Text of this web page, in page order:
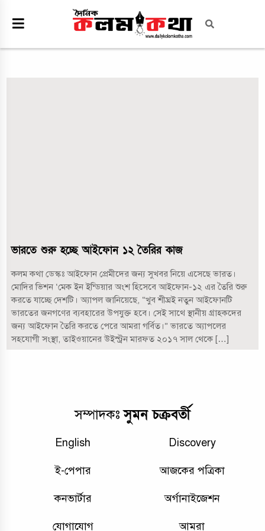
ভারতে শুরু হচ্ছে আইফোন ১২ তৈরির কাজ
কলম কথা ডেস্কঃ আইফোন প্রেমীদের জন্য সুখবর নিয়ে এসেছে ভারত।
মোদির ভিশন ‘মেক ইন ইন্ডিয়ার অংশ হিসেবে আইফোন-১২ এর তৈরি শুরু
করতে যাচ্ছে দেশটি। অ্যাপল জানিয়েছে, “খুব শীঘ্রই নতুন আইফোনটি
ভারতের জনগণের ব্যবহারের উপযুক্ত হবে। সেই সাথে স্থানীয় গ্রাহকদের
জন্য আইফোন তৈরি করতে পেরে আমরা গর্বিত।” ভারতে অ্যাপলের
সহযোগী সংস্থা, তাইওয়ানের উইস্ট্রন মারফত ২০১৭ সাল থেকে […]
সম্পাদকঃসুমন চক্রবর্তী
English Discovery
ই-পেপার আজকের পত্রিকা
কনভার্টার অর্গানাইজেশন
যোগাযোগ আমরা